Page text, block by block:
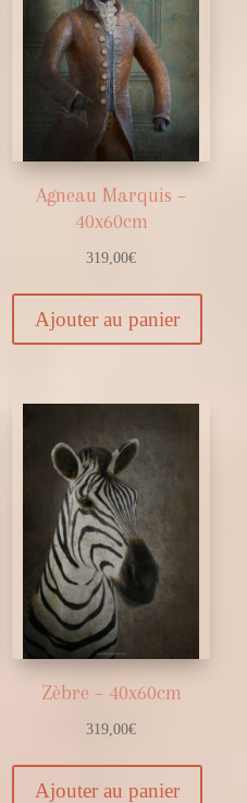
Agneau Marquis –
40x60cm
319,00€
Ajouter au panier
Zèbre – 40x60cm
319,00€
Ajouter au panier